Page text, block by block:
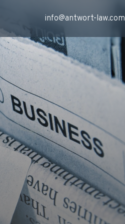
info@antwort-law.com